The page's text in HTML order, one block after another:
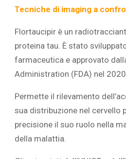
Tecniche di imaging a
Flortaucipir è un
proteina tau. È stato
farmaceutica e approvato
Administration (FDA) nel
Permette il rilevamento
sua distribuzione nel cervello
precisione il suo ruolo nella
della malattia.